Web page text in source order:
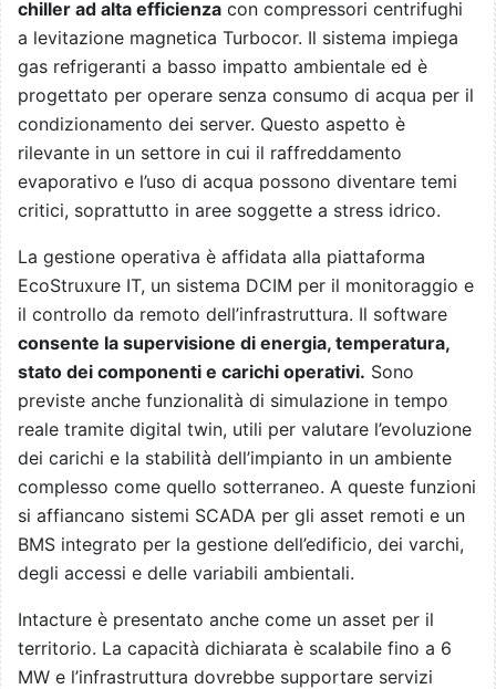
chiller ad alta efficienza con compressori centrifughi
a levitazione magnetica Turbocor. Il sistema impiega
gas refrigeranti a basso impatto ambientale ed è
progettato per operare senza consumo di acqua per il
condizionamento dei server. Questo aspetto è
rilevante in un settore in cui il raffreddamento
evaporativo e l’uso di acqua possono diventare temi
critici, soprattutto in aree soggette a stress idrico.
La gestione operativa è affidata alla piattaforma
EcoStruxure IT, un sistema DCIM per il monitoraggio e
il controllo da remoto dell’infrastruttura. Il software
consente la supervisione di energia, temperatura,
stato dei componenti e carichi operativi. Sono
previste anche funzionalità di simulazione in tempo
reale tramite digital twin, utili per valutare l’evoluzione
dei carichi e la stabilità dell’impianto in un ambiente
complesso come quello sotterraneo. A queste funzioni
si affiancano sistemi SCADA per gli asset remoti e un
BMS integrato per la gestione dell’edificio, dei varchi,
degli accessi e delle variabili ambientali.
Intacture è presentato anche come un asset per il
territorio. La capacità dichiarata è scalabile fino a 6
MW e l’infrastruttura dovrebbe supportare servizi